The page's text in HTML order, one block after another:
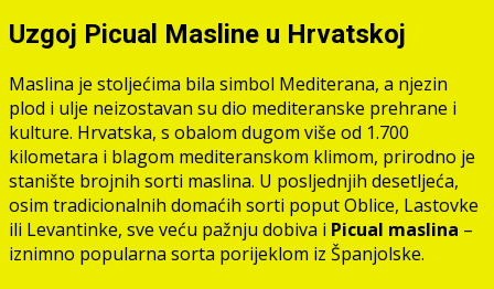
Uzgoj Picual Masline u Hrvatskoj
Maslina je stoljećima bila simbol Mediterana, a njezin
plod i ulje neizostavan su dio mediteranske prehrane i
kulture. Hrvatska, s obalom dugom više od 1.700
kilometara i blagom mediteranskom klimom, prirodno je
stanište brojnih sorti maslina. U posljednjih desetljeća,
osim tradicionalnih domaćih sorti poput Oblice, Lastovke
ili Levantinke, sve veću pažnju dobiva i Picual maslina –
iznimno popularna sorta porijeklom iz Španjolske.